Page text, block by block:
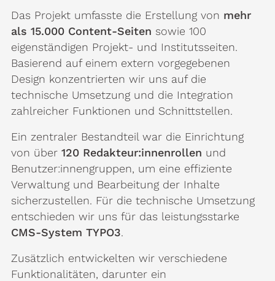
Das Projekt umfasste die Erstellung von mehr
als 15.000 Content-Seiten sowie 100
eigenständigen Projekt- und Institutsseiten.
Basierend auf einem extern vorgegebenen
Design konzentrierten wir uns auf die
technische Umsetzung und die Integration
zahlreicher Funktionen und Schnittstellen.
Ein zentraler Bestandteil war die Einrichtung
von über 120 Redakteur:innenrollen und
Benutzer:innengruppen, um eine effiziente
Verwaltung und Bearbeitung der Inhalte
sicherzustellen. Für die technische Umsetzung
entschieden wir uns für das leistungsstarke
CMS-System TYPO3.
Zusätzlich entwickelten wir verschiedene
Funktionalitäten, darunter ein